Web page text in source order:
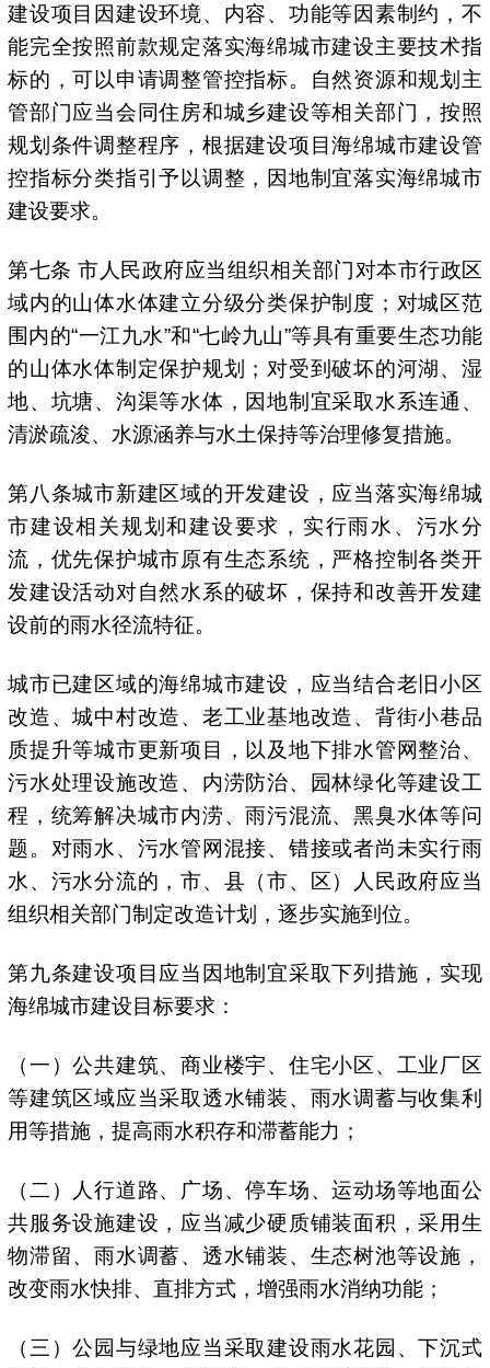
建设项目因建设环境、内容、功能等因素制约，不
能完全按照前款规定落实海绵城市建设主要技术指
标的，可以申请调整管控指标。自然资源和规划主
管部门应当会同住房和城乡建设等相关部门，按照
规划条件调整程序，根据建设项目海绵城市建设管
控指标分类指引予以调整，因地制宜落实海绵城市
建设要求。
第七条 市人民政府应当组织相关部门对本市行政区
域内的山体水体建立分级分类保护制度；对城区范
围内的“一江九水”和“七岭九山”等具有重要生态功能
的山体水体制定保护规划；对受到破坏的河湖、湿
地、坑塘、沟渠等水体，因地制宜采取水系连通、
清淤疏浚、水源涵养与水土保持等治理修复措施。
第八条城市新建区域的开发建设，应当落实海绵城
市建设相关规划和建设要求，实行雨水、污水分
流，优先保护城市原有生态系统，严格控制各类开
发建设活动对自然水系的破坏，保持和改善开发建
设前的雨水径流特征。
城市已建区域的海绵城市建设，应当结合老旧小区
改造、城中村改造、老工业基地改造、背街小巷品
质提升等城市更新项目，以及地下排水管网整治、
污水处理设施改造、内涝防治、园林绿化等建设工
程，统筹解决城市内涝、雨污混流、黑臭水体等问
题。对雨水、污水管网混接、错接或者尚未实行雨
水、污水分流的，市、县（市、区）人民政府应当
组织相关部门制定改造计划，逐步实施到位。
第九条建设项目应当因地制宜采取下列措施，实现
海绵城市建设目标要求：
（一）公共建筑、商业楼宇、住宅小区、工业厂区
等建筑区域应当采取透水铺装、雨水调蓄与收集利
用等措施，提高雨水积存和滞蓄能力；
（二）人行道路、广场、停车场、运动场等地面公
共服务设施建设，应当减少硬质铺装面积，采用生
物滞留、雨水调蓄、透水铺装、生态树池等设施，
改变雨水快排、直排方式，增强雨水消纳功能；
（三）公园与绿地应当采取建设雨水花园、下沉式